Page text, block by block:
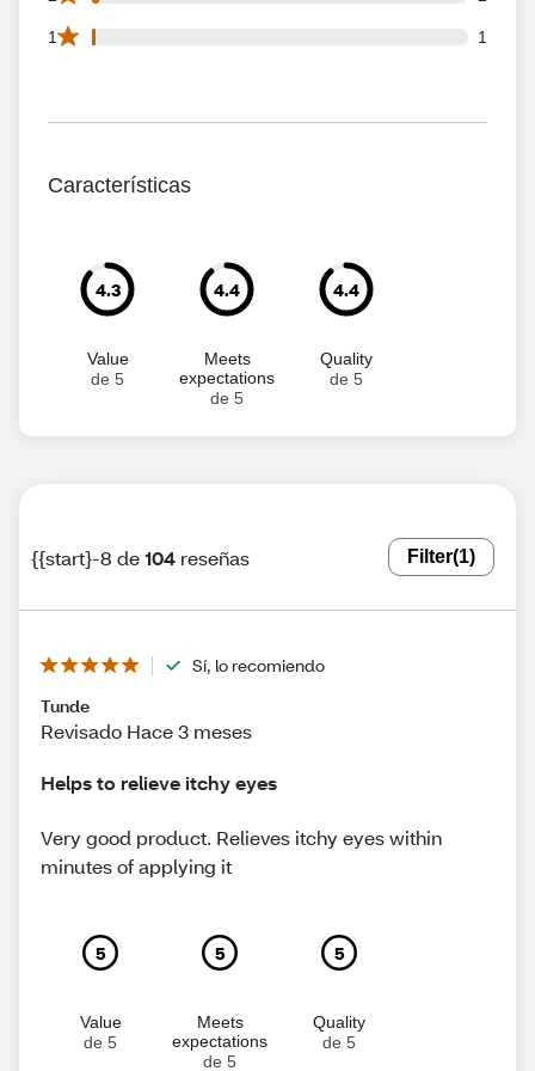
1 1
1 1 star reviews out of 104 reviews
Características
4.3
Value
de 5
4.4
Meets
expectations
de 5
4.4
Quality
de 5
{{start}-8 de104 reseñas Filter(1)
Sí, lo recomiendo
Tunde
Revisado Hace 3 meses
Helps to relieve itchy eyes
Very good product. Relieves itchy eyes within
minutes of applying it
5
Value
de 5
5
Meets
expectations
de 5
5
Quality
de 5